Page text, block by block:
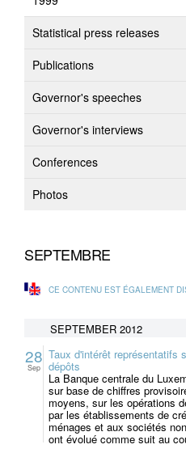
Statistical press releases
Publications
Governor's speeches
Governor's interviews
Conferences
Photos
SEPTEMBRE
CE CONTENU EST ÉGALEMENT
SEPTEMBER 2012
28
Sep
Taux d'intérêt représentatifs
dépôts
La Banque centrale du
sur base de chiffres
moyens, sur les opérations
par les établissements de
ménages et aux sociétés
ont évolué comme suit au